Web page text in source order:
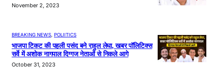
November 2, 2023
BREAKING NEWS, POLIITICS
भाजपा टिकट की पहली पसंद बने राहुल लेघा, खबर पॉलिटिक्स
सर्वे में अशोक नागपाल दिग्गज नेताओं से निकले आगे
October 31, 2023